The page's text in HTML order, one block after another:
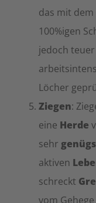
das mit
100%igen
jedoch
Löcher
Ziegen:
eine Herde
sehr
aktiven
schreckt
vom